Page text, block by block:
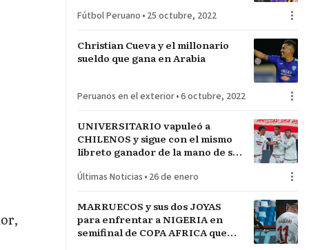
Fútbol Peruano • 25 octubre, 2022
Christian Cueva y el millonario
sueldo que gana en Arabia
Peruanos en el exterior•6 octubre, 2022
UNIVERSITARIO vapuleó a
CHILENOS y sigue con el mismo
libreto ganador de la mano de su
RABANAL
Últimas Noticias • 26 de enero
MARRUECOS y sus dos JOYAS
para enfrentar a NIGERIA en
semifinal de COPA AFRICA que